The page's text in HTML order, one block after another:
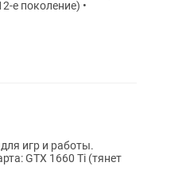
игр и работы.
GTX 1660 Ti (тянет